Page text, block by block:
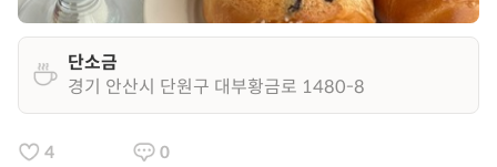
단소금
경기 안산시 단원구 대부황금로 1480-8
4 0